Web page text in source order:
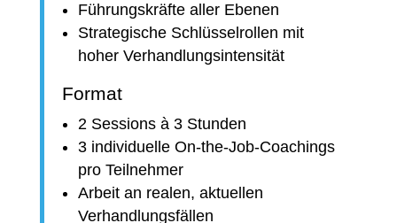
Führungskräfte aller Ebenen
Strategische Schlüsselrollen mit
hoher Verhandlungsintensität
Format
2 Sessions à 3 Stunden
3 individuelle On-the-Job-Coachings
pro Teilnehmer
Arbeit an realen, aktuellen
Verhandlungsfällen